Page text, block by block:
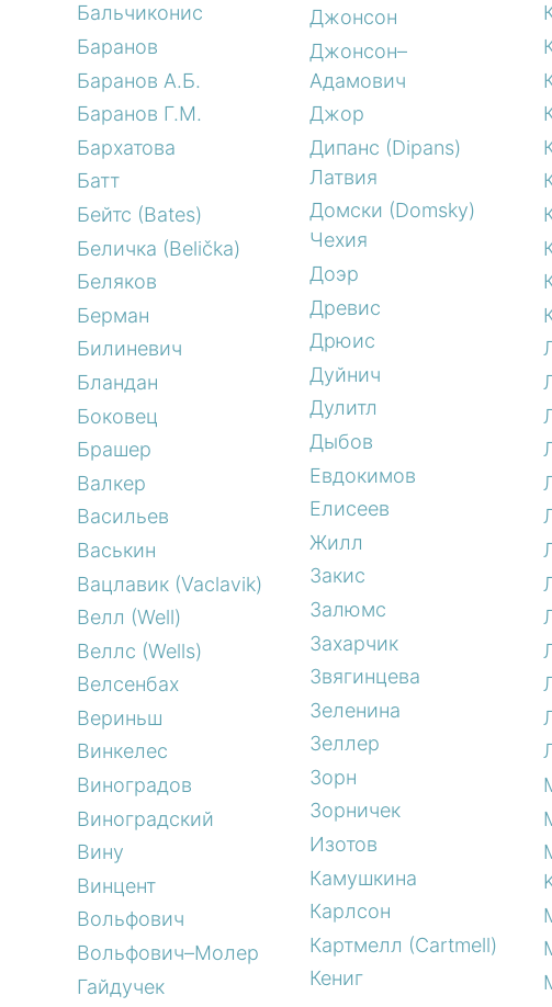
Бальчиконис
Баранов
Баранов А.Б.
Баранов Г.М.
Бархатова
Батт
Бейтс (Bates)
Беличка (Belička)
Беляков
Берман
Билиневич
Бландан
Боковец
Брашер
Валкер
Васильев
Васькин
Вацлавик (Vaclavik)
Велл (Well)
Веллс (Wells)
Велсенбах
Вериньш
Винкелес
Виноградов
Виноградский
Вину
Винцент
Вольфович
Вольфович–Молер
Гайдучек
Джонсон
Джонсон–
Адамович
Джор
Дипанс (Dipans)
Латвия
Домски (Domsky)
Чехия
Доэр
Древис
Дрюис
Дуйнич
Дулитл
Дыбов
Евдокимов
Елисеев
Жилл
Закис
Залюмс
Захарчик
Звягинцева
Зеленина
Зеллер
Зорн
Зорничек
Изотов
Камушкина
Карлсон
Картмелл (Cartmell)
Кениг